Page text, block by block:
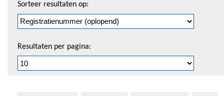
pagineren
Sorteer resultaten op:
Resultaten per pagina: